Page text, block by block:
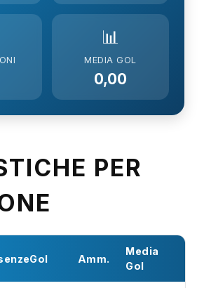
📊
MEDIA GOL
0,00
PER
Gol Amm.
Media
Gol